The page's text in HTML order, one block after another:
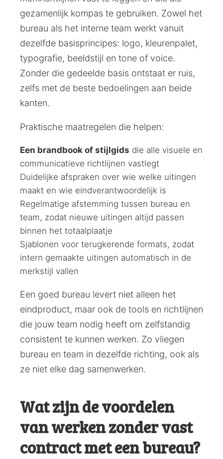
gezamenlijk kompas te gebruiken. Zowel het
bureau als het interne team werkt vanuit
dezelfde basisprincipes: logo, kleurenpalet,
typografie, beeldstijl en tone of voice.
Zonder die gedeelde basis ontstaat er ruis,
zelfs met de beste bedoelingen aan beide
kanten.
Praktische maatregelen die helpen:
Een brandbook of stijlgids die alle visuele en
communicatieve richtlijnen vastlegt
Duidelijke afspraken over wie welke uitingen
maakt en wie eindverantwoordelijk is
Regelmatige afstemming tussen bureau en
team, zodat nieuwe uitingen altijd passen
binnen het totaalplaatje
Sjablonen voor terugkerende formats, zodat
intern gemaakte uitingen automatisch in de
merkstijl vallen
Een goed bureau levert niet alleen het
eindproduct, maar ook de tools en richtlijnen
die jouw team nodig heeft om zelfstandig
consistent te kunnen werken. Zo vliegen
bureau en team in dezelfde richting, ook als
ze niet elke dag samenwerken.
Wat zijn de voordelen
van werken zonder vast
contract met een bureau?